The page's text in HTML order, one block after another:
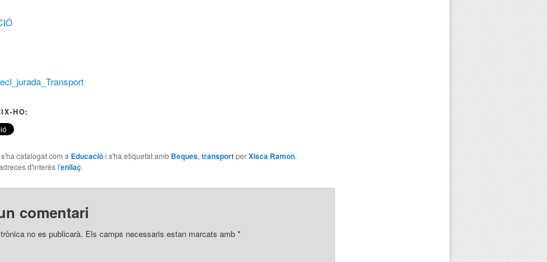
HO:
catalogat com a Educaciói s'ha etiquetat amb Beques, transportperXisca Ramon.
d'interès l'enllaç.
comentari
no es publicarà. Els camps necessaris estan marcats amb *